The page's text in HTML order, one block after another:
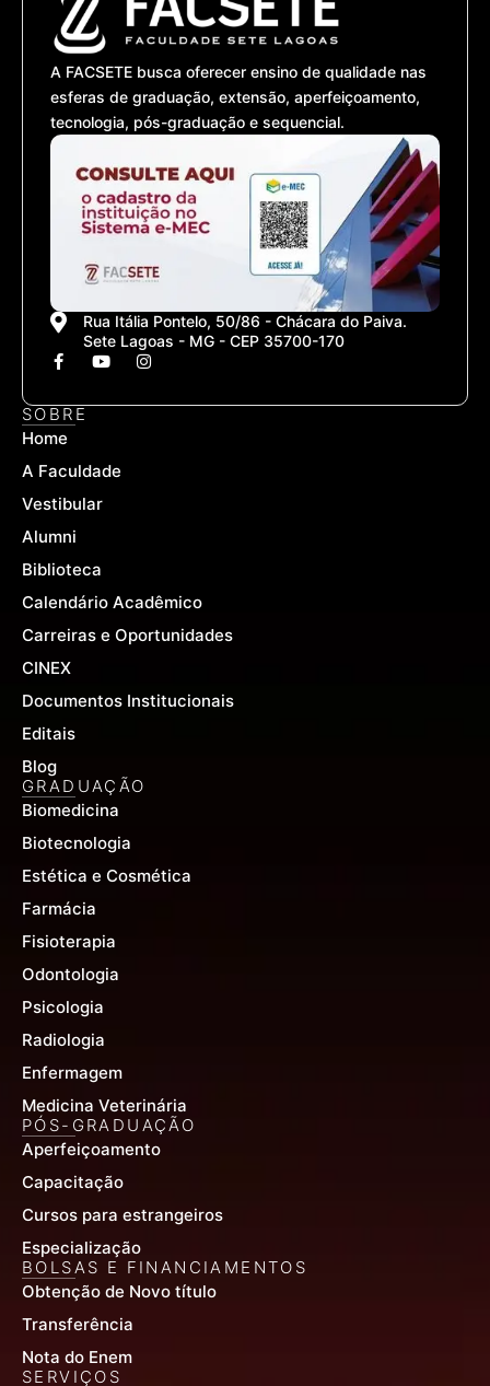
A FACSETE busca oferecer ensino de qualidade nas
esferas de graduação, extensão, aperfeiçoamento,
tecnologia, pós-graduação e sequencial.
Rua Itália Pontelo, 50/86 - Chácara do Paiva.
Sete Lagoas - MG - CEP 35700-170
F
a
e
b
o
k
f
Y
t
I
n
t
SOBRE
Home
A Faculdade
Vestibular
Alumni
Biblioteca
Calendário Acadêmico
Carreiras e Oportunidades
CINEX
Documentos Institucionais
Editais
Blog
GRADUAÇÃO
Biomedicina
Biotecnologia
Estética e Cosmética
Farmácia
Fisioterapia
Odontologia
Psicologia
Radiologia
Enfermagem
Medicina Veterinária
PÓS-GRADUAÇÃO
Aperfeiçoamento
Capacitação
Cursos para estrangeiros
Especialização
BOLSAS E FINANCIAMENTOS
Obtenção de Novo título
Transferência
Nota do Enem
SERVIÇOS